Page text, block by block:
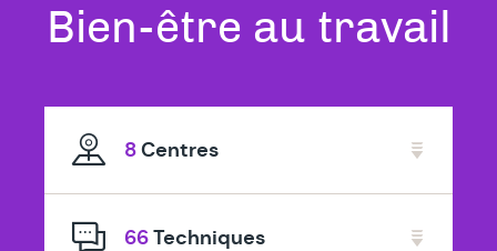
Tous
thérapeutes
spécialisé
en
Bien-être au travail
8Centres
66Techniques